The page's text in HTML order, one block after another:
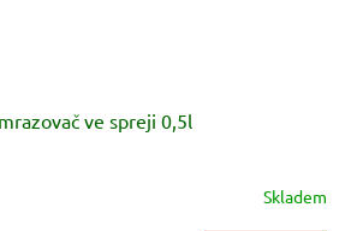
ve spreji 0,5l
Skladem